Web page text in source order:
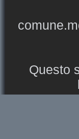
Questo